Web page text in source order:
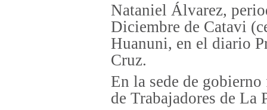
Nataniel Álvarez,
Diciembre de Catavi
Huanuni, en el diario
Cruz.
En la sede de
de Trabajadores de La